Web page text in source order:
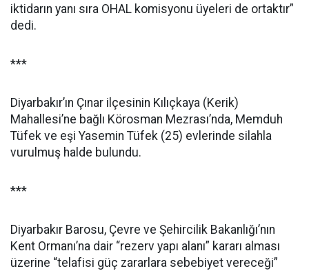
iktidarın yanı sıra OHAL komisyonu üyeleri de ortaktır”
dedi.
***
Diyarbakır’ın Çınar ilçesinin Kılıçkaya (Kerik)
Mahallesi’ne bağlı Körosman Mezrası’nda, Memduh
Tüfek ve eşi Yasemin Tüfek (25) evlerinde silahla
vurulmuş halde bulundu.
***
Diyarbakır Barosu, Çevre ve Şehircilik Bakanlığı’nın
Kent Ormanı’na dair “rezerv yapı alanı” kararı alması
üzerine “telafisi güç zararlara sebebiyet vereceği”